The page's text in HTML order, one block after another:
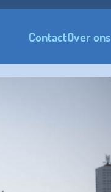
ContactOver ons